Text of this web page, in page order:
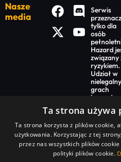
Nasze
media
Serwis
tylko dla
osób
Hazard
związany
ryzykiem.
Udział w
grach
jest
prawem.
Warte uwagi
Promocje na dziś
Ranking bukmacherów
Ta strona używa
Ta strona korzysta z plików cookie,
użytkowania. Korzystając z tej
przez nas wszystkich plików
polityki plików cookie.